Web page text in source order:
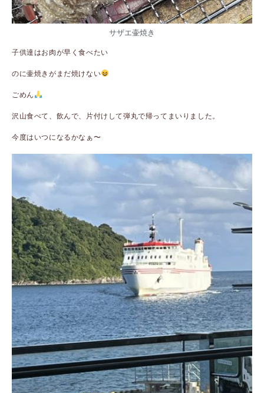
サザエ壷焼き
子供達はお肉が早く食べたい
のに壷焼きがまだ焼けない
ごめん
沢山食べて、飲んで、片付けして弾丸で帰ってまいりました。
今度はいつになるかなぁ〜